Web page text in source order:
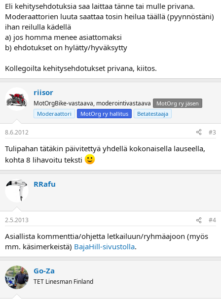
Eli kehitysehdotuksia saa laittaa tänne tai mulle privana.
Moderaattorien luuta saattaa tosin heilua täällä (pyynnöstäni)
ihan reilulla kädellä
a) jos homma menee asiattomaksi
b) ehdotukset on hylätty/hyväksytty
Kollegoilta kehitysehdotukset privana, kiitos.
riisor
MotOrgBike-vastaava, moderointivastaava
MotOrg ry jäsen
Moderaattori
MotOrg ry hallitus Betatestaaja
8.6.2012 #3
Tulipahan tätäkin päivitettyä yhdellä kokonaisella lauseella,
kohta 8 lihavoitu teksti
RRafu
2.5.2013 #4
Asiallista kommenttia/ohjetta letkailuun/ryhmäajoon (myös
mm. käsimerkeistä) BajaHill-sivustolla.
Go-Za
TET Linesman Finland